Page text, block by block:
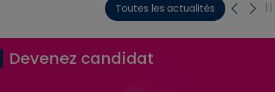
Toutes les actualités
Devenez candidat